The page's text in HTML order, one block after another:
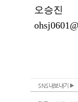
SNS내보내기